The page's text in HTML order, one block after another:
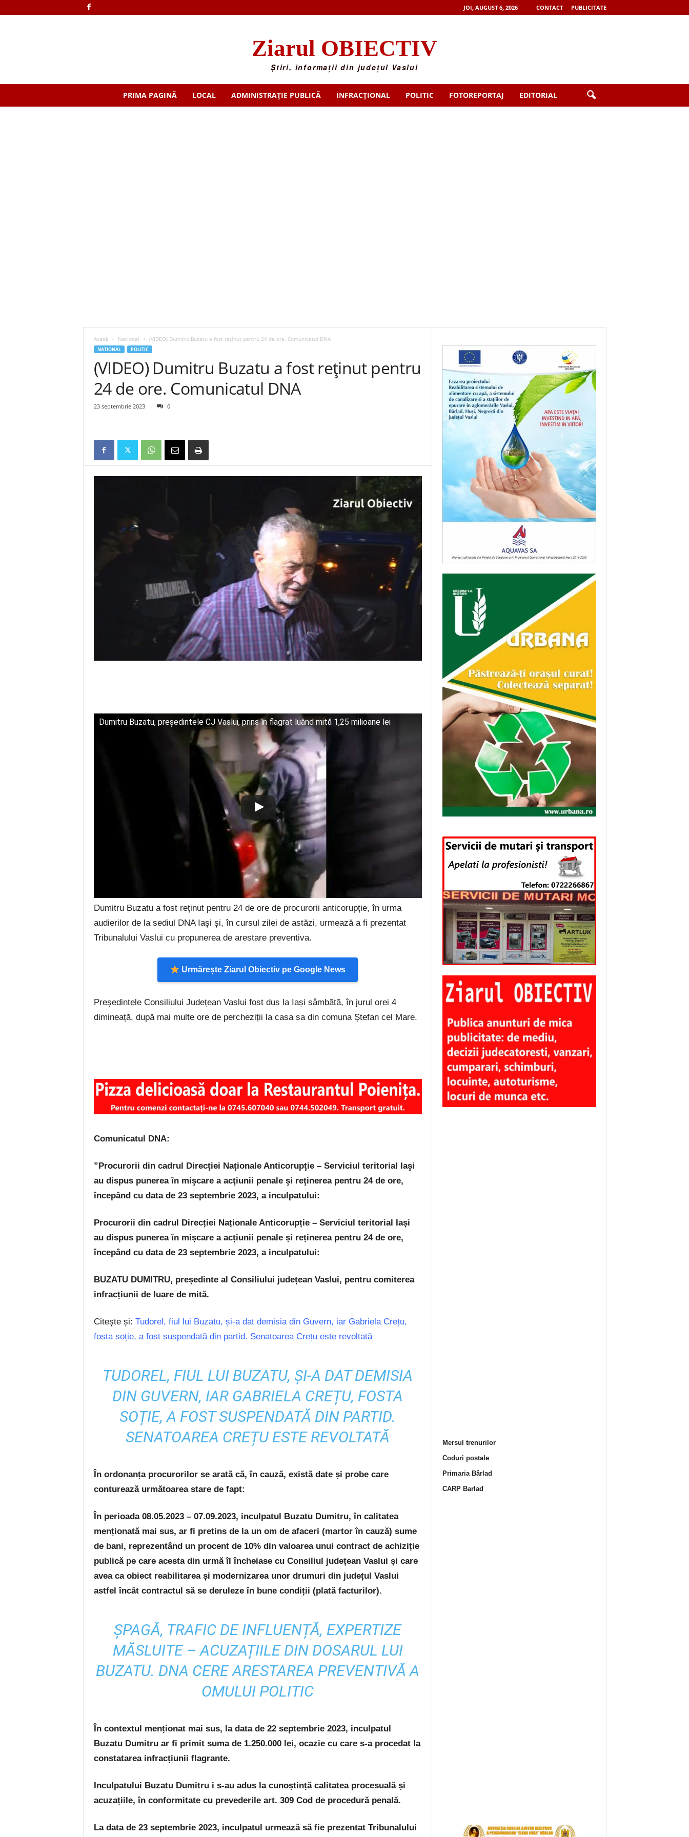
JOI, AUGUST 6, 2026 CONTACT PUBLICITATE
Ziarul OBIECTIV
Știri, informații din județul Vaslui
PRIMA PAGINĂ LOCAL ADMINISTRAȚIE PUBLICĂ INFRACȚIONAL POLITIC FOTOREPORTAJ EDITORIAL
Acasă National (VIDEO) Dumitru Buzatu a fost reținut pentru 24 de ore. Comunicatul DNA
NATIONAL POLITIC
(VIDEO) Dumitru Buzatu a fost reținut pentru
24 de ore. Comunicatul DNA
23 septembrie 2023 0
Dumitru Buzatu, președintele CJ Vaslui, prins în flagrat luând mită 1,25 milioane lei
Dumitru Buzatu a fost reținut pentru 24 de ore de procurorii anticorupție, în urma
audierilor de la sediul DNA Iași și, în cursul zilei de astăzi, urmează a fi prezentat
Tribunalului Vaslui cu propunerea de arestare preventiva.
Urmărește Ziarul Obiectiv pe Google News
Președintele Consiliului Județean Vaslui fost dus la Iași sâmbătă, în jurul orei 4
dimineață, după mai multe ore de percheziții la casa sa din comuna Ștefan cel Mare.
Comunicatul DNA:
”Procurorii din cadrul Direcţiei Naţionale Anticorupţie – Serviciul teritorial Iaşi
au dispus punerea în mişcare a acţiunii penale şi reţinerea pentru 24 de ore,
începând cu data de 23 septembrie 2023, a inculpatului:
Procurorii din cadrul Direcției Naționale Anticorupție – Serviciul teritorial Iași
au dispus punerea în mișcare a acțiunii penale și reținerea pentru 24 de ore,
începând cu data de 23 septembrie 2023, a inculpatului:
BUZATU DUMITRU, președinte al Consiliului județean Vaslui, pentru comiterea
infracțiunii de luare de mită.
Citește și: Tudorel, fiul lui Buzatu, și-a dat demisia din Guvern, iar Gabriela Crețu,
fosta soție, a fost suspendată din partid. Senatoarea Crețu este revoltată
TUDOREL, FIUL LUI BUZATU, ȘI-A DAT DEMISIA
DIN GUVERN, IAR GABRIELA CREȚU, FOSTA
SOȚIE, A FOST SUSPENDATĂ DIN PARTID.
SENATOAREA CREȚU ESTE REVOLTATĂ
În ordonanța procurorilor se arată că, în cauză, există date și probe care
conturează următoarea stare de fapt:
În perioada 08.05.2023 – 07.09.2023, inculpatul Buzatu Dumitru, în calitatea
menționată mai sus, ar fi pretins de la un om de afaceri (martor în cauză) sume
de bani, reprezentând un procent de 10% din valoarea unui contract de achiziție
publică pe care acesta din urmă îl încheiase cu Consiliul județean Vaslui și care
avea ca obiect reabilitarea și modernizarea unor drumuri din județul Vaslui
astfel încât contractul să se deruleze în bune condiții (plată facturilor).
ȘPAGĂ, TRAFIC DE INFLUENȚĂ, EXPERTIZE
MĂSLUITE – ACUZAȚIILE DIN DOSARUL LUI
BUZATU. DNA CERE ARESTAREA PREVENTIVĂ A
OMULUI POLITIC
În contextul menționat mai sus, la data de 22 septembrie 2023, inculpatul
Buzatu Dumitru ar fi primit suma de 1.250.000 lei, ocazie cu care s-a procedat la
constatarea infracțiunii flagrante.
Inculpatului Buzatu Dumitru i s-au adus la cunoștință calitatea procesuală și
acuzațiile, în conformitate cu prevederile art. 309 Cod de procedură penală.
La data de 23 septembrie 2023, inculpatul urmează să fie prezentat Tribunalului
Mersul trenurilor
Coduri postale
Primaria Bârlad
CARP Barlad